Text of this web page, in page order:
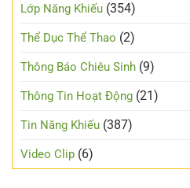
Lớp Năng Khiếu (354)
Thể Dục Thể Thao (2)
Thông Báo Chiêu Sinh (9)
Thông Tin Hoạt Động (21)
Tin Năng Khiếu (387)
Video Clip (6)